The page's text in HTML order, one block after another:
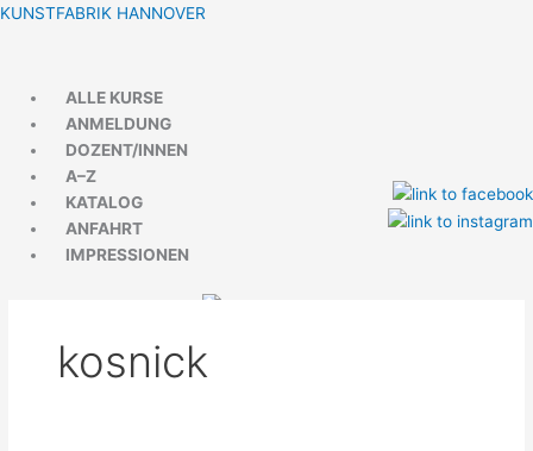
Zum
KUNSTFABRIK HANNOVER
Menü
ALLE KURSE
ANMELDUNG
DOZENT/INNEN
A–Z
KATALOG
ANFAHRT
IMPRESSIONEN
kosnick
Menü